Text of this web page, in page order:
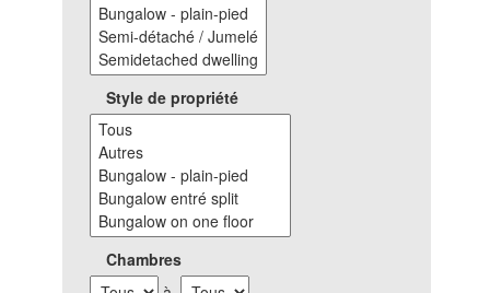
Style de propriété
Chambres